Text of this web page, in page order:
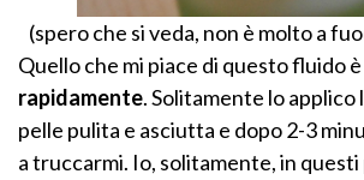
(spero che si veda, non è molto a
Quello che mi piace di questo fluido è
rapidamente. Solitamente lo applico
pelle pulita e asciutta e dopo 2-3
a truccarmi. Io, solitamente, in